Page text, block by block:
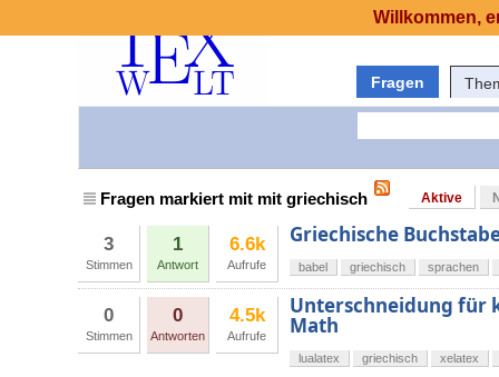
Fragen
Fragen markiert mit mit griechisch Aktive
3
Stimmen
1
Antwort
6.6k
Aufrufe
Griechische
babel griechisch sprachen
0
Stimmen
0
Antworten
4.5k
Aufrufe
Unterschneidung für
Math
lualatex griechisch xelatex
Willkommen,